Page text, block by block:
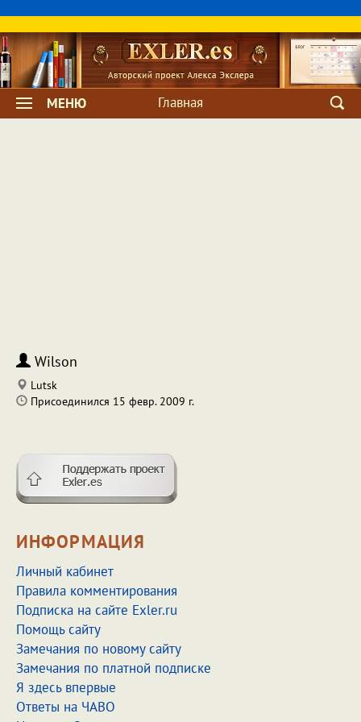
МЕНЮ Главная
Wilson
Lutsk
Присоединился 15 февр. 2009 г.
ИНФОРМАЦИЯ
Личный кабинет
Правила комментирования
Подписка на сайте Exler.ru
Помощь сайту
Замечания по новому сайту
Замечания по платной подписке
Я здесь впервые
Ответы на ЧАВО